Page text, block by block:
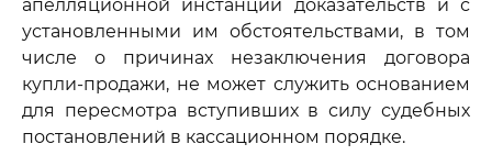
апелляционной инстанции доказательств и с
установленными им обстоятельствами, в том
числе о причинах незаключения договора
купли-продажи, не может служить основанием
для пересмотра вступивших в силу судебных
постановлений в кассационном порядке.